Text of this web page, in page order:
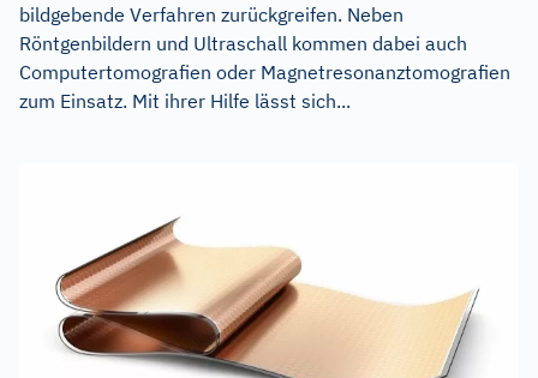
bildgebende Verfahren zurückgreifen. Neben
Röntgenbildern und Ultraschall kommen dabei auch
Computertomografien oder Magnetresonanztomografien
zum Einsatz. Mit ihrer Hilfe lässt sich...